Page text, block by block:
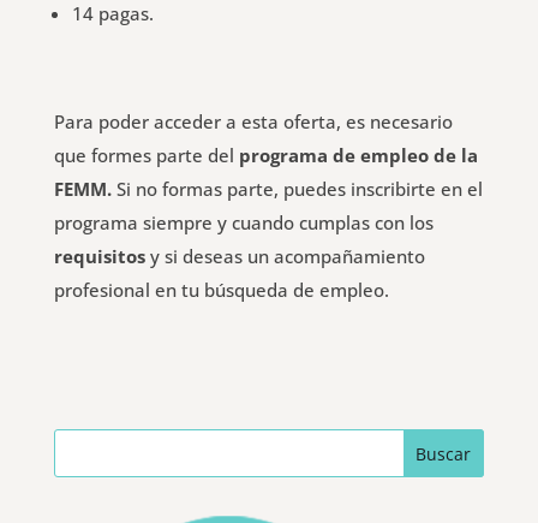
14 pagas.
Para poder acceder a esta oferta, es necesario
que formes parte del programa de empleo de la
FEMM.Si no formas parte, puedes inscribirte en el
programa siempre y cuando cumplas con los
requisitosy si deseas un acompañamiento
profesional en tu búsqueda de empleo.